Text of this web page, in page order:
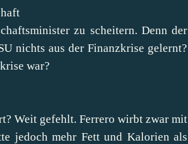
zu scheitern. Denn der
nichts aus der Finanzkrise gelernt?
war?
Weit gefehlt. Ferrero wirbt zwar mit
jedoch mehr Fett und Kalorien als